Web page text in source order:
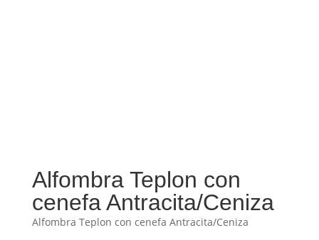
Alfombra Teplon con
cenefa Antracita/Ceniza
Alfombra Teplon con cenefa Antracita/Ceniza